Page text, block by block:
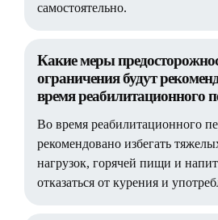
самостоятельно.
Какие меры
ограничения будут
время реабилитационного
Во время реабилитационного
рекомендовано избегать
нагрузок, горячей пищи и
отказаться от курения и